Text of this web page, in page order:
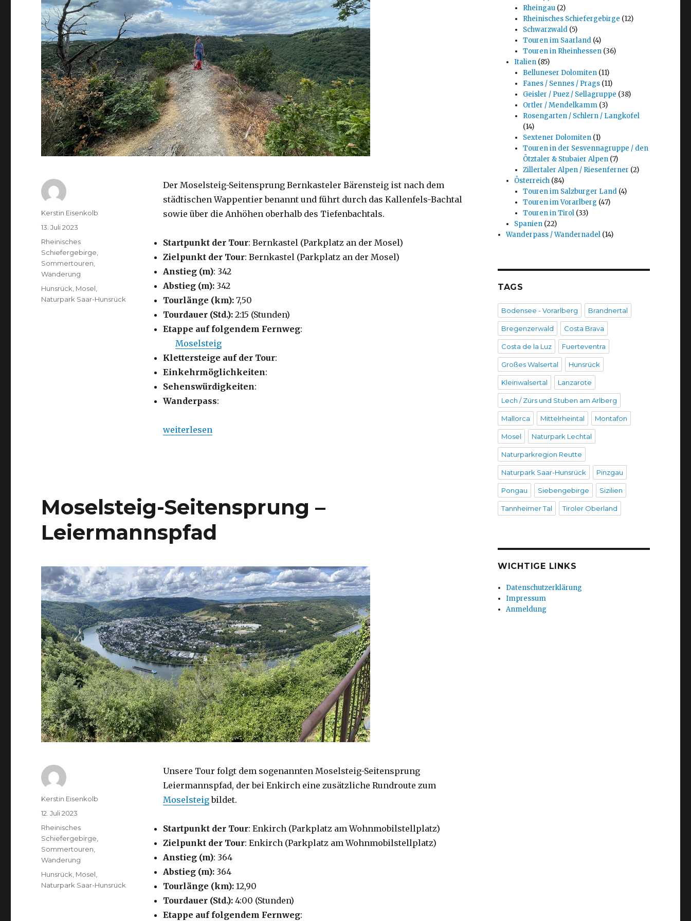
Der Moselsteig-Seitensprung Bernkasteler Bärensteig ist nach dem
städtischen Wappentier benannt und führt durch das Kallenfels-Bachtal
sowie über die Anhöhen oberhalb des Tiefenbachtals.
Startpunkt der Tour: Bernkastel (Parkplatz an der Mosel)
Zielpunkt der Tour: Bernkastel (Parkplatz an der Mosel)
Anstieg (m): 342
Abstieg (m):342
Tourlänge (km): 7,50
Tourdauer (Std.):2:15 (Stunden)
Etappe auf folgendem Fernweg:
Moselsteig
Klettersteige auf der Tour:
Einkehrmöglichkeiten:
Sehenswürdigkeiten:
Wanderpass:
„Moselsteig-Seitensprung – Bernkasteler Bärensteig“
weiterlesen
Autor
Kerstin Eisenkolb
Veröffentlicht
am
13. Juli 2023
Kategorien
Rheinisches
Schiefergebirge
Sommertouren
Wanderung
Schlagwörter
Hunsrück Mosel
Naturpark Saar-Hunsrück
Moselsteig-Seitensprung –
Leiermannspfad
Unsere Tour folgt dem sogenannten Moselsteig-Seitensprung
Leiermannspfad, der bei Enkirch eine zusätzliche Rundroute zum
Moselsteigbildet.
Startpunkt der Tour: Enkirch (Parkplatz am Wohnmobilstellplatz)
Zielpunkt der Tour: Enkirch (Parkplatz am Wohnmobilstellplatz)
Anstieg (m): 364
Abstieg (m):364
Tourlänge (km): 12,90
Tourdauer (Std.):4:00 (Stunden)
Etappe auf folgendem Fernweg:
Autor
Kerstin Eisenkolb
Veröffentlicht
am
12. Juli 2023
Kategorien
Rheinisches
Schiefergebirge
Sommertouren
Wanderung
Schlagwörter
Hunsrück Mosel
Naturpark Saar-Hunsrück
Rheingau(2)
Rheinisches Schiefergebirge (12)
Schwarzwald(5)
Touren im Saarland(4)
Touren in Rheinhessen(36)
Italien (85)
Belluneser Dolomiten(11)
Fanes / Sennes / Prags(11)
Geisler / Puez / Sellagruppe (38)
Ortler / Mendelkamm(3)
Rosengarten / Schlern / Langkofel
(14)
Sextener Dolomiten(1)
Touren in der Sesvennagruppe / den
Ötztaler & Stubaier Alpen(7)
Zillertaler Alpen / Riesenferner (2)
Österreich (84)
Touren im Salzburger Land(4)
Touren im Vorarlberg (47)
Touren in Tirol(33)
Spanien (22)
Wanderpass / Wandernadel (14)
TAGS
Bodensee - Vorarlberg Brandnertal
Bregenzerwald Costa Brava
Costa de la Luz Fuerteventra
Großes Walsertal Hunsrück
Kleinwalsertal Lanzarote
Lech / Zürs und Stuben am Arlberg
Mallorca Mittelrheintal Montafon
Mosel Naturpark Lechtal
Naturparkregion Reutte
Naturpark Saar-Hunsrück Pinzgau
Pongau Siebengebirge Sizilien
Tannheimer Tal Tiroler Oberland
WICHTIGE LINKS
Datenschutzerklärung
Impressum
Anmeldung